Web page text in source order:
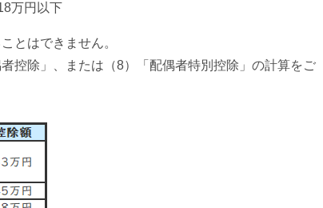
万円以下
とはできません。
控除」、または（8）「配偶者特別控除」の計算をご